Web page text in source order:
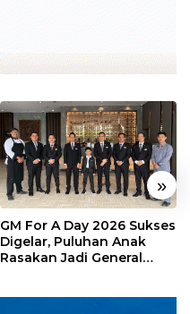
»
GM For A Day 2026 Sukses
Digelar, Puluhan Anak
Rasakan Jadi General